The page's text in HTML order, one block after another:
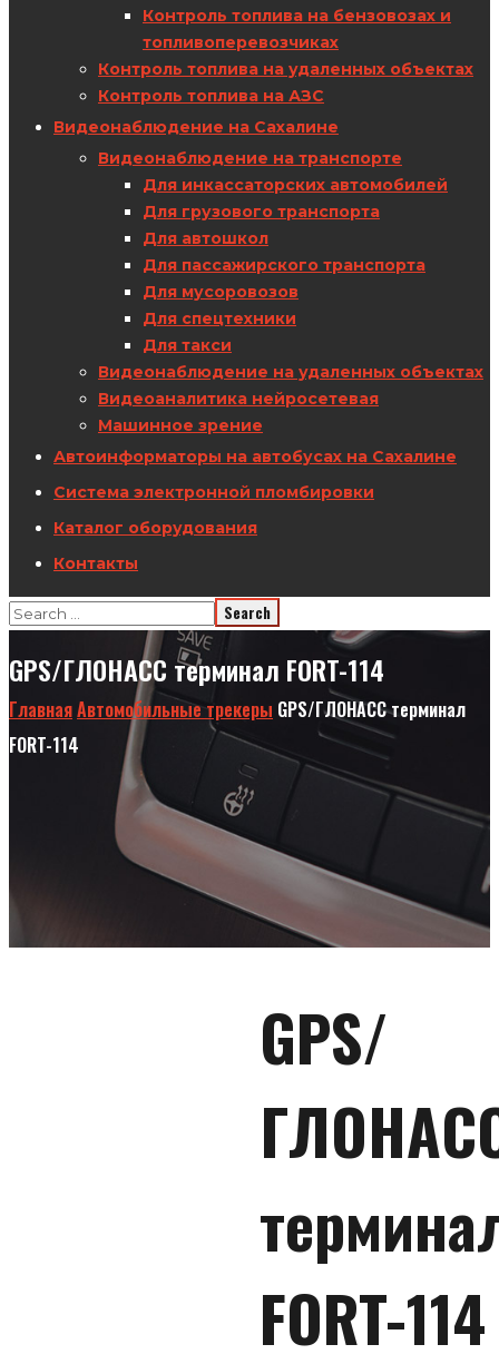
Контроль топлива на бензовозах и
топливоперевозчиках
Контроль топлива на удаленных объектах
Контроль топлива на АЗС
Видеонаблюдение на Сахалине
Видеонаблюдение на транспорте
Для инкассаторских автомобилей
Для грузового транспорта
Для автошкол
Для пассажирского транспорта
Для мусоровозов
Для спецтехники
Для такси
Видеонаблюдение на удаленных объектах
Видеоаналитика нейросетевая
Машинное зрение
Автоинформаторы на автобусах на Сахалине
Система электронной пломбировки
Каталог оборудования
Контакты
GPS/ГЛОНАСС терминал FORT-114
ГлавнаяАвтомобильные трекеры GPS/ГЛОНАСС терминал
FORT-114
GPS/
FORT-114